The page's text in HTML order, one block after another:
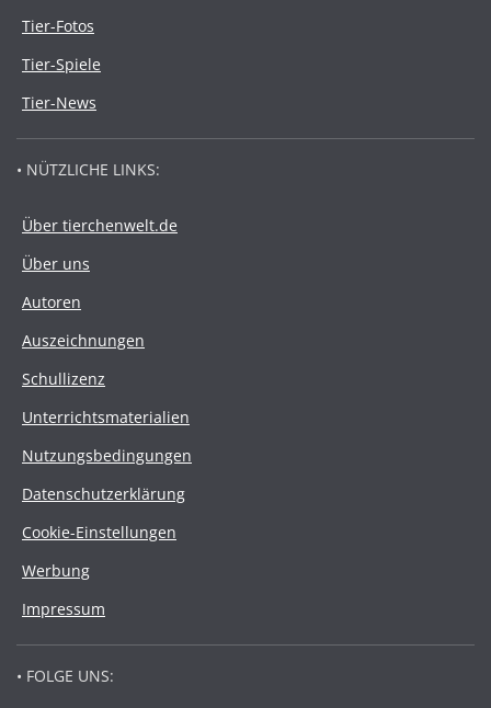
Tier-Fotos
Tier-Spiele
Tier-News
• NÜTZLICHE LINKS:
Über tierchenwelt.de
Über uns
Autoren
Auszeichnungen
Schullizenz
Unterrichtsmaterialien
Nutzungsbedingungen
Datenschutzerklärung
Cookie-Einstellungen
Werbung
Impressum
• FOLGE UNS: